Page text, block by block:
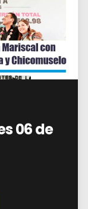
06 de